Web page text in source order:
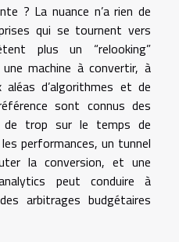
? La nuance n’a rien de
qui se tournent vers
plus un “relooking”
machine à convertir, à
d’algorithmes et de
sont connus des
de trop sur le temps de
performances, un tunnel
la conversion, et une
peut conduire à
arbitrages budgétaires